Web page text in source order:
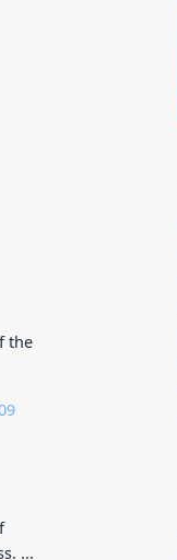
the
...